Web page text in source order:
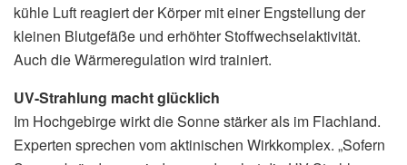
kühle Luft reagiert der Körper mit einer Engstellung der
kleinen Blutgefäße und erhöhter Stoffwechselaktivität.
Auch die Wärmeregulation wird trainiert.
UV-Strahlung macht glücklich
Im Hochgebirge wirkt die Sonne stärker als im Flachland.
Experten sprechen vom aktinischen Wirkkomplex. „Sofern